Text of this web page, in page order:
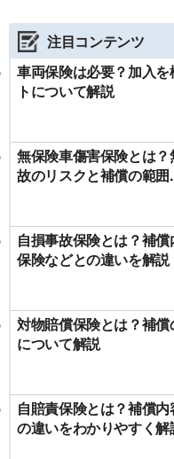
注目コンテンツ
車両保険は必要？加入
トについて解説
無保険車傷害保険とは
故のリスクと補償の範囲
自損事故保険とは？補
保険などとの違いを解説
対物賠償保険とは？補
について解説
自賠責保険とは？補償
の違いをわかりやすく解